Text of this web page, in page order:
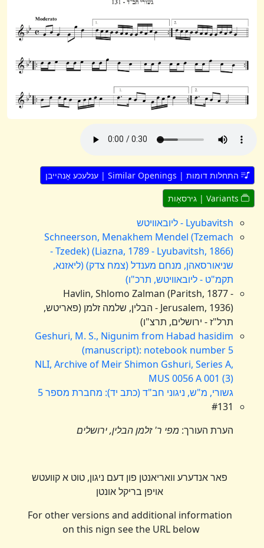
התחלות דומות | Similar Openings | ענלעכע אָנהייבן
Lyubavitsh - ליובאוויטש
Schneerson, Menakhem Mendel (Tzemach
Tzedek) (Liazna, 1789 - Lyubavitsh, 1866) -
שניאורסאהן, מנחם מענדל (צמח צדק) (ליאזנא,
תקמ"ט - ליובאוויטש, תרכ"ו)
Havlin, Shlomo Zalman (Paritsh, 1877 -
Jerusalem, 1936) - הבלין, שלמה זלמן (פאריטש,
תרל"ז - ירושלים, תרצ"ו)
Geshuri, M. S., Nigunim from Habad hasidim
(manuscript): notebook number 5
NLI, Archive of Meir Shimon Gshuri, Series A,
MUS 0056 A 001 (3)
גשורי, מ"ש, ניגוני חב"ד (כתב יד): מחברת מספר 5
#131
הערת העורך:מפי ר' זלמן הבלין, ירושלים
פאר אנדערע וואריאנטן פון דעם ניגון, טוט א קוועטש
אויפן בריקל אונטן
For other versions and additional information
on this nign see the URL below